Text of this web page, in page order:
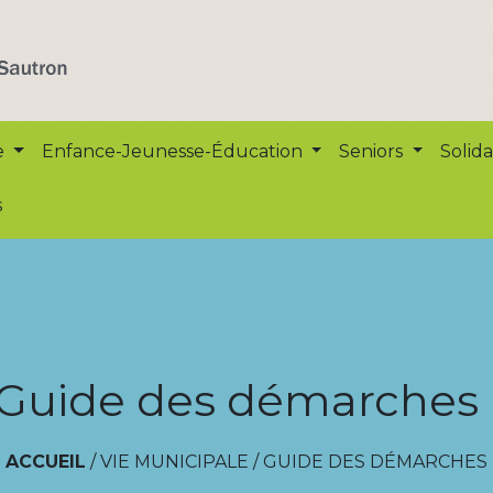
Enfance-Jeunesse-Éducation Seniors
des démarches
ACCUEIL / VIE MUNICIPALE / GUIDE DES DÉMARCHES